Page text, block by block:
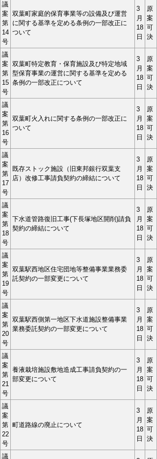
議
案
第
14
号
双葉町家庭的保育事業等の設備及び運営
に関する基準を定める条例の一部改正に
ついて
3
月
18
日
原
案
可
決
議
案
第
15
号
双葉町特定教育・保育施設及び特定地域
型保育事業の運営に関する基準を定める
条例の一部改正について
3
月
18
日
原
案
可
決
議
案
第
16
号
双葉町火入れに関する条例の一部改正に
ついて
3
月
18
日
原
案
可
決
議
案
第
17
号
既存ストック施設（旧東邦銀行双葉支
店）改修工事請負契約の締結について
3
月
18
日
原
案
可
決
議
案
第
18
号
下水道管路復旧工事(下長塚地区開削)請負
契約の締結について
3
月
18
日
原
案
可
決
議
案
第
19
号
双葉駅西地区住宅団地等整備事業業務委
託契約の一部変更について
3
月
18
日
原
案
可
決
議
案
第
20
号
双葉駅西側第一地区下水道施設整備事業
業務委託契約の一部変更について
3
月
18
日
原
案
可
決
議
案
第
21
号
養液栽培施設敷地造成工事請負契約の一
部変更について
3
月
18
日
原
案
可
決
議
案
第
22
号
町道路線の廃止について
3
月
18
日
原
案
可
決
議